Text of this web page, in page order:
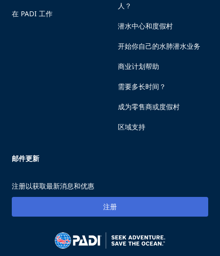
在 PADI 工作
人？
潜水中心和度假村
开始你自己的水肺潜水业务
商业计划帮助
需要多长时间？
成为零售商或度假村
区域支持
邮件更新
注册以获取最新消息和优惠
注册